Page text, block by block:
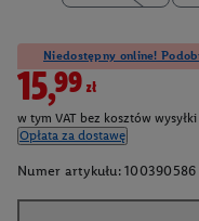
Niedostępny online!
15,99zł
w tym VAT bez kosztów wysyłki
Opłata za dostawę
Numer artykułu: 100390586